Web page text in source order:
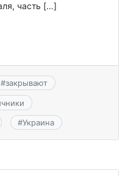
часть […]
#закрывают
#Украина